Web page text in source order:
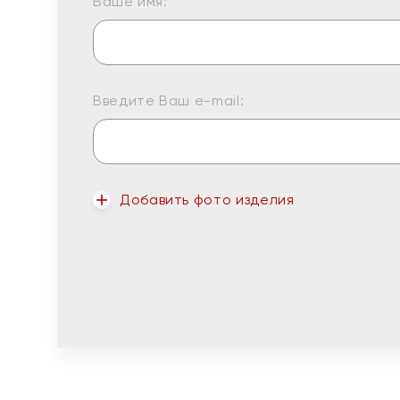
Введите Ваш e-mail:
Добавить фото изделия